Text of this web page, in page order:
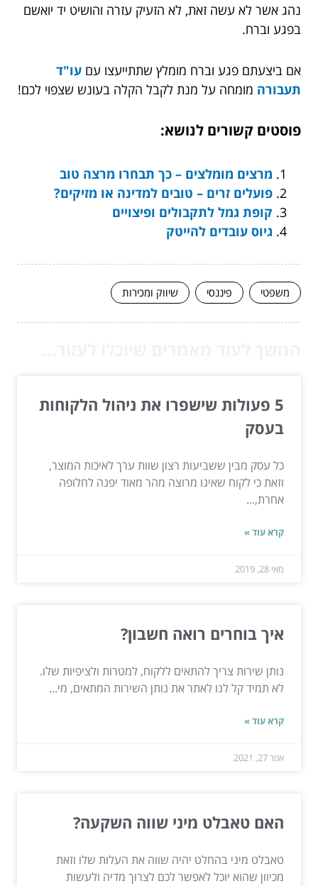
נהג אשר לא עשה זאת, לא הזעיק עזרה והושיט יד יואשם
בפגע וברח.
אם ביצעתם פגע וברח מומלץ שתתייעצו עם עו"ד
תעבורה מומחה על מנת לקבל הקלה בעונש שצפוי לכם!
פוסטים קשורים לנושא:
מרצים מומלצים – כך תבחרו מרצה טוב
פועלים זרים – טובים למדינה או מזיקים?
קופת גמל לתקבולים ופיצויים
גיוס עובדים להייטק
משפטי פיננסי שיווק ומכירות
5 פעולות שישפרו את ניהול הלקוחות
בעסק
כל עסק מבין ששביעות רצון שוות ערך לאיכות המוצר,
וזאת כי לקוח שאינו מרוצה מהר מאוד יפנה לחלופה
אחרת,...
קרא עוד »
מאי 28, 2019
איך בוחרים רואה חשבון?
נותן שירות צריך להתאים ללקוח, למטרות ולציפיות שלו.
לא תמיד קל לנו לאתר את נותן השירות המתאים, מי...
קרא עוד »
אפר 27, 2021
האם טאבלט מיני שווה השקעה?
טאבלט מיני בהחלט יהיה שווה את העלות שלו וזאת
מכיוון שהוא יוכל לאפשר לכם לצרוך מדיה ולעשות